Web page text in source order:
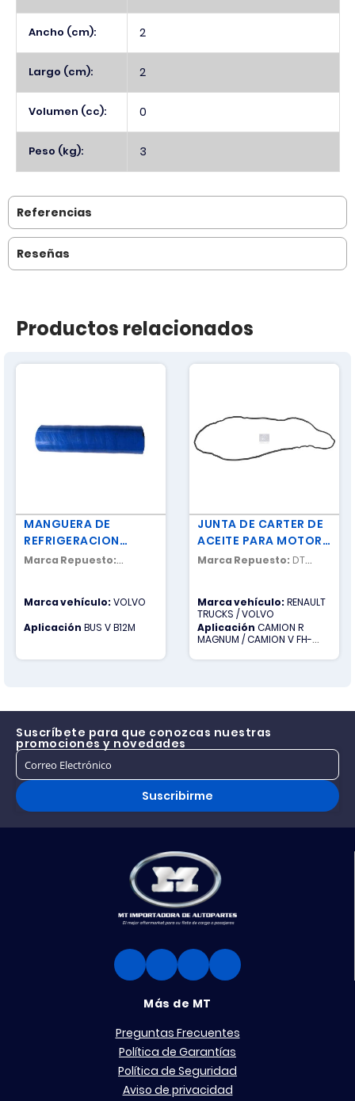
Ancho (cm): 2
Largo (cm): 2
Volumen (cc): 0
Peso (kg): 3
Referencias
Reseñas
Productos relacionados
MANGUERA DE
REFRIGERACION
TURBO
Marca Repuesto:
Marca vehículo:VOLVO
Aplicación BUS V B12M
JUNTA DE CARTER DE
ACEITE PARA MOTOR
D12
Marca Repuesto: DT
Marca vehículo:RENAULT
TRUCKS / VOLVO
Aplicación CAMION R
MAGNUM / CAMION V FH-
NH12
Suscríbete para que conozcas nuestras
promociones y novedades
Suscribirme
Más de MT
Preguntas Frecuentes
Política de Garantías
Política de Seguridad
Aviso de privacidad